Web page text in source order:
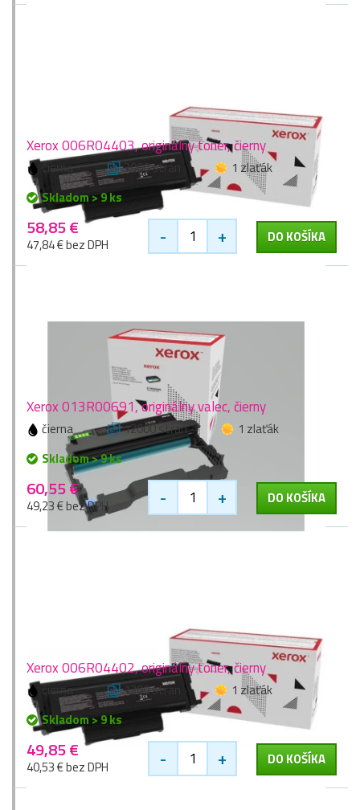
Xerox 006R04403, originálny toner, čierny
čierna 3000 stran
1 zlaťák
Skladom > 9 ks
58,85 €
47,84 € bez DPH - + DO KOŠÍKA
Xerox 013R00691, originálny valec, čierny
čierna 12000 stran
1 zlaťák
Skladom > 9 ks
60,55 €
49,23 € bez DPH - + DO KOŠÍKA
Xerox 006R04402, originálny toner, čierny
čierna 1200 stran
1 zlaťák
Skladom > 9 ks
49,85 €
40,53 € bez DPH - + DO KOŠÍKA